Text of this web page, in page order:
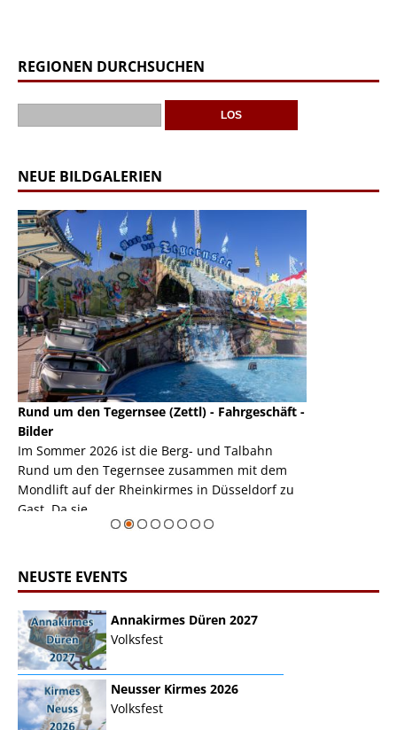
REGIONEN DURCHSUCHEN
NEUE BILDGALERIEN
Rund um den Tegernsee (Zettl) - Fahrgeschäft -
Bilder
Im Sommer 2026 ist die Berg- und Talbahn
Rund um den Tegernsee zusammen mit dem
Mondlift auf der Rheinkirmes in Düsseldorf zu
Gast. Da sie ...
NEUSTE EVENTS
Annakirmes Düren 2027
Volksfest
Neusser Kirmes 2026
Volksfest